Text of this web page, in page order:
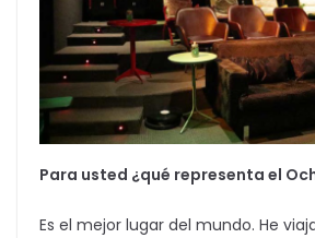
Para usted ¿qué representa el
Es el mejor lugar del mundo. He